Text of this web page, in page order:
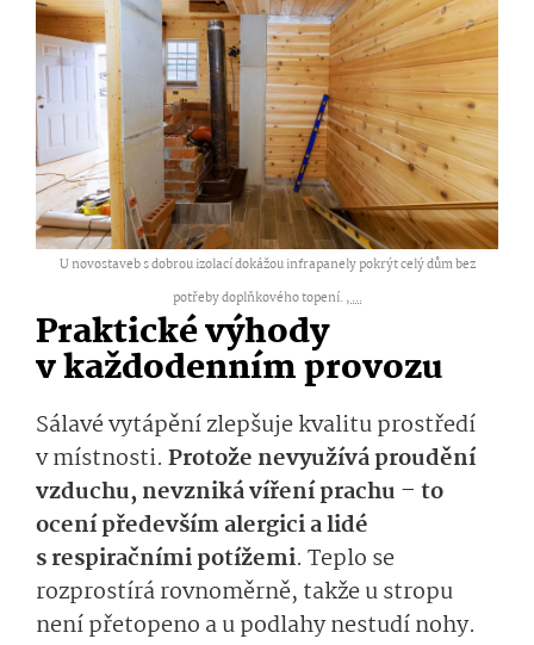
U novostaveb s dobrou izolací dokážou infrapanely pokrýt celý dům bez
potřeby doplňkového topení. ,...
Praktické výhody
v každodenním provozu
Sálavé vytápění zlepšuje kvalitu prostředí
v místnosti. Protože nevyužívá proudění
vzduchu, nevzniká víření prachu – to
ocení především alergici a lidé
s respiračními potížemi. Teplo se
rozprostírá rovnoměrně, takže u stropu
není přetopeno a u podlahy nestudí nohy.